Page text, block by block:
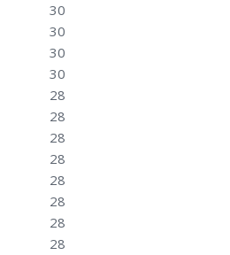
30
30
30
30
28
28
28
28
28
28
28
28